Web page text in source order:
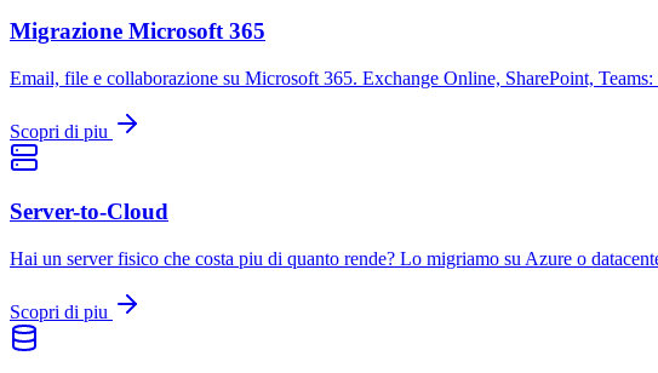
Migrazione Microsoft 365
Email, file e collaborazione su Microsoft 365. Exchange Online, SharePoint,
Scopri di piu
Server-to-Cloud
Hai un server fisico che costa piu di quanto rende? Lo migriamo su Azure o
Scopri di piu